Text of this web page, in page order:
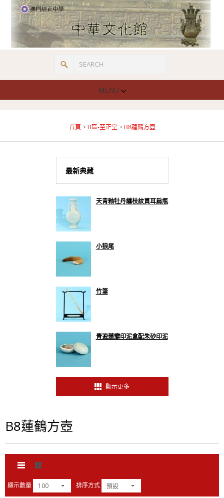
MENU
首頁 > B區-至正堂> B8蓮鶴方壺
最新典藏
天青釉牡丹纏枝紋貫耳扁瓶
小狼尾
竹筆
青瓷蓮瓣印泥盒配朱砂印泥
顯示更多
B8蓮鶴方壺
顯示數量 100 排序方式 預設